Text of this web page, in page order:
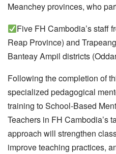
Meanchey provinces, who
Five FH Cambodia’s staff
Reap Province) and
Banteay Ampil districts
Following the completion of
specialized pedagogical
training to School‑Based
Teachers in FH Cambodia’s
approach will strengthen
improve teaching practices,